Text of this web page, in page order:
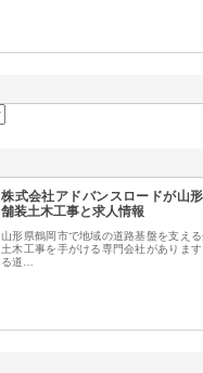
株式会社アドバンスロードが山
舗装土木工事と求人情報
山形県鶴岡市で地域の道路基盤を支え
土木工事を手がける専門会社がありま
る道…